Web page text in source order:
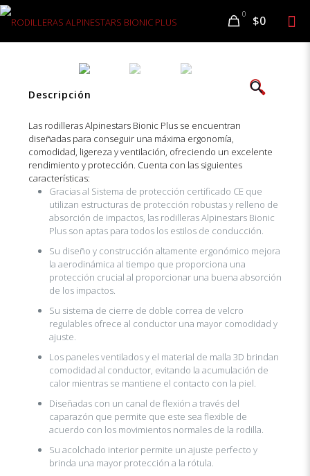
0 $0
🔍
Descripción
Las rodilleras Alpinestars Bionic Plus se encuentran
diseñadas para conseguir una máxima ergonomía,
comodidad, ligereza y ventilación, ofreciendo un excelente
rendimiento y protección. Cuenta con las siguientes
características:
Gracias al Sistema de protección certificado CE que
utilizan estructuras de protección robustas y relleno de
absorción de impactos, las rodilleras Alpinestars Bionic
Plus son aptas para todos los estilos de conducción.
Su diseño y construcción altamente ergonómico mejora
la aerodinámica al tiempo que proporciona una
protección crucial al proporcionar una buena absorción
de los impactos.
Su sistema de cierre de doble correa de velcro
regulables ofrece al conductor una mayor comodidad y
ajuste.
Los paneles ventilados y el material de malla 3D brindan
comodidad al conductor, evitando la acumulación de
calor mientras se mantiene el contacto con la piel.
Diseñadas con un canal de flexión a través del
caparazón que permite que este sea flexible de
acuerdo con los movimientos normales de la rodilla.
Su acolchado interior permite un ajuste perfecto y
brinda una mayor protección a la rótula.